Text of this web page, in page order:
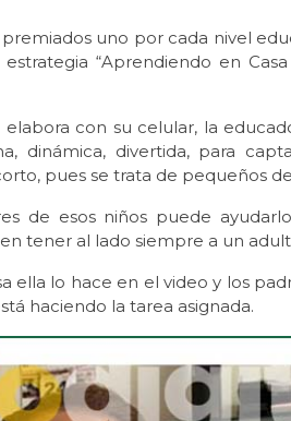
uno por cada nivel
“Aprendiendo en
con su celular, la
dinámica, divertida, para
pues se trata de pequeños
de esos niños puede
tener al lado siempre a un
ella lo hace en el video y los
haciendo la tarea asignada.